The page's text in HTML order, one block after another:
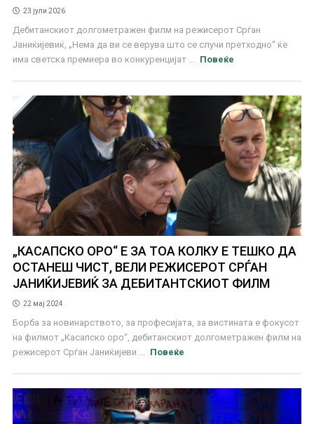
23 јули 2026
Дебитанскиот долгометражен филм на режисерот Срѓан
Јаниќијевиќ, „Нема да ви се верува што се случи претходно“ ќе
има светска премиера во конкуренцијат ...
Повеќе
„КАСАПСКО ОРО“ Е ЗА ТОА КОЛКУ Е ТЕШКО ДА
ОСТАНЕШ ЧИСТ, ВЕЛИ РЕЖИСЕРОТ СРЃАН
ЈАНИЌИЈЕВИЌ ЗА ДЕБИТАНТСКИОТ ФИЛМ
22 мај 2024
Борба за новинарството, за професијата, за вистината е фокусот
на филмот „Касапско оро“, дебитанскиот долгометражен филм на
режисерот Срѓан Јаниќијеви ...
Повеќе